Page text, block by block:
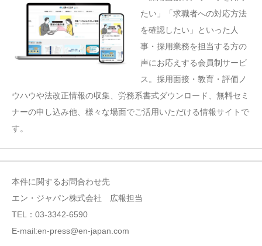
たい」「求職者への対応方法
を確認したい」といった人
事・採用業務を担当する方の
声にお応えする会員制サービ
ス。採用面接・教育・評価ノ
ウハウや法改正情報の収集、労務系書式ダウンロード、無料セミ
ナーの申し込み他、様々な場面でご活用いただける情報サイトで
す。
本件に関するお問合わせ先
エン・ジャパン株式会社 広報担当
TEL：03-3342-6590
E-mail:en-press@en-japan.com